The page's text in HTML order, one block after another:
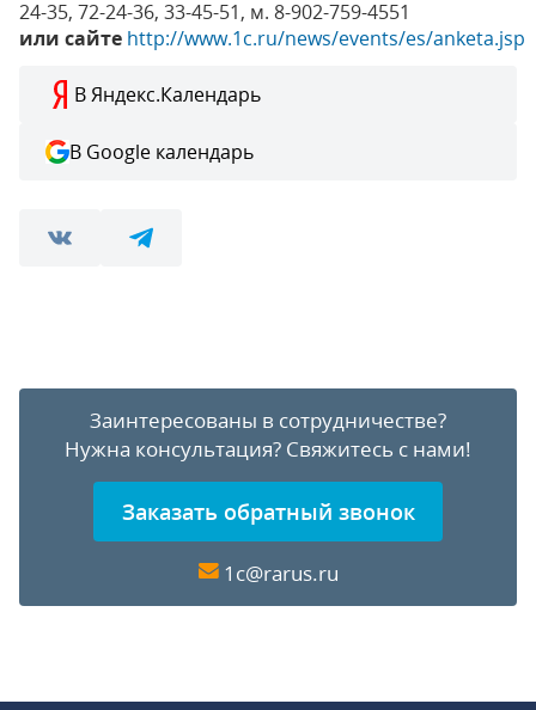
24-35, 72-24-36, 33-45-51, м. 8-902-759-4551
или сайте http://www.1c.ru/news/events/es/anketa.jsp
В Яндекс.Календарь
В Google календарь
Заинтересованы в сотрудничестве?
Нужна консультация? Свяжитесь с нами!
Заказать обратный звонок
1c@rarus.ru